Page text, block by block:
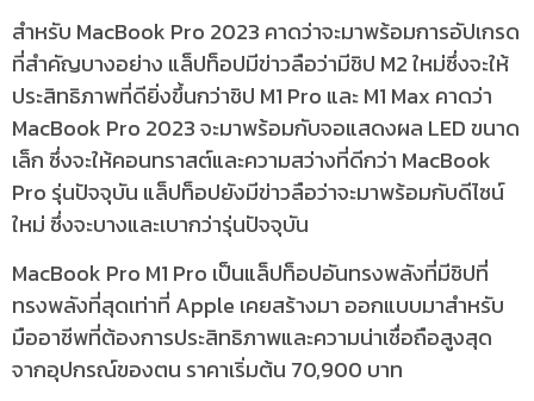
สำหรับ MacBook Pro 2023 คาดว่าจะมาพร้อมการอัปเกรด
ที่สำคัญบางอย่าง แล็ปท็อปมีข่าวลือว่ามีชิป M2 ใหม่ซึ่งจะให้
ประสิทธิภาพที่ดียิ่งขึ้นกว่าชิป M1 Pro และ M1 Max คาดว่า
MacBook Pro 2023 จะมาพร้อมกับจอแสดงผล LED ขนาด
เล็ก ซึ่งจะให้คอนทราสต์และความสว่างที่ดีกว่า MacBook
Pro รุ่นปัจจุบัน แล็ปท็อปยังมีข่าวลือว่าจะมาพร้อมกับดีไซน์
ใหม่ ซึ่งจะบางและเบากว่ารุ่นปัจจุบัน
MacBook Pro M1 Pro เป็นแล็ปท็อปอันทรงพลังที่มีชิปที่
ทรงพลังที่สุดเท่าที่ Apple เคยสร้างมา ออกแบบมาสำหรับ
มืออาชีพที่ต้องการประสิทธิภาพและความน่าเชื่อถือสูงสุด
จากอุปกรณ์ของตน ราคาเริ่มต้น 70,900 บาท